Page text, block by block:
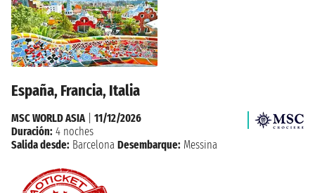
España, Francia, Italia
MSC WORLD ASIA
11/12/2026
Duración: 4 noches
Salida desde: Barcelona Desembarque: Messina